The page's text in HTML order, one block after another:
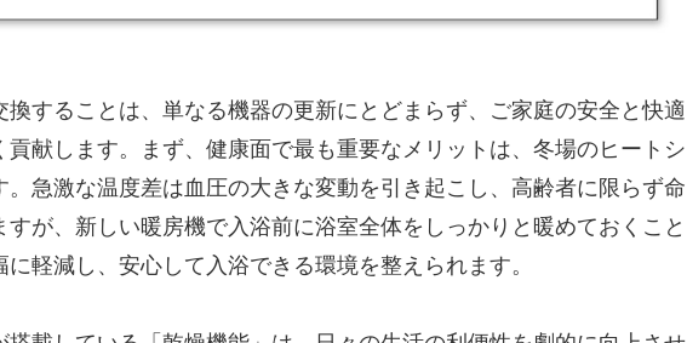
することは、単なる機器の更新にとどまらず、ご家庭の安全と快適
献します。まず、健康面で最も重要なメリットは、冬場のヒートシ
。急激な温度差は血圧の大きな変動を引き起こし、高齢者に限らず命
が、新しい暖房機で入浴前に浴室全体をしっかりと暖めておくこと
軽減し、安心して入浴できる環境を整えられます。